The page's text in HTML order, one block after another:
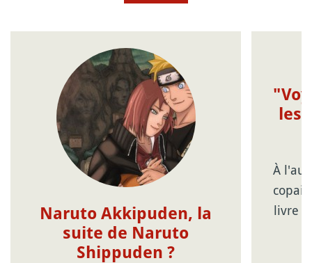
Naruto Akkipuden, la
suite de Naruto
Shippuden ?
les
À
livre